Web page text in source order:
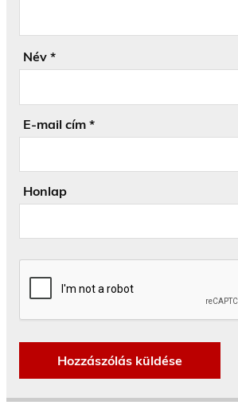
Név *
E-mail cím *
Honlap